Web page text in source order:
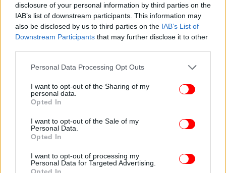
disclosure of your personal information by third parties on the
IAB’s list of downstream participants. This information may
also be disclosed by us to third parties on the IAB’s List of
Downstream Participants that may further disclose it to other
Please note that this website/app uses one or more Google
not limited to your visit or usage behaviour. You may click to
grant or deny consent to Google and its third-party tags to
use your data for below specified purposes in below Google
consent section.
Personal Data Processing Opt Outs
I want to opt-out of the Sharing of my
personal data.
Opted In
I want to opt-out of the Sale of my
Personal Data.
Opted In
I want to opt-out of processing my
Personal Data for Targeted Advertising.
Opted In
Ακολουθήστε το στο Google Newsκαι μάθετε
πρώτοι όλες τις ειδήσεις
Δείτε όλες τις τελευταίεςΕιδήσειςαπό την Ελλάδα και τον Κόσμο,
στο
ΔΙΑΒΑΣΤΕ ΠΕΡΙΣΣΟΤΕΡΑ ΑΝΑΧΗΜΑΤΙΣΜΌΣ